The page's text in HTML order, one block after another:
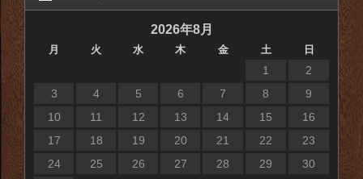
2026年8月
月 火 水 木 金 土 日
1
2
3
4 5 6 7 8
9
10
11 12 13 14 15
16
17
18 19 20 21 22
23
24
25 26 27 28 29
30